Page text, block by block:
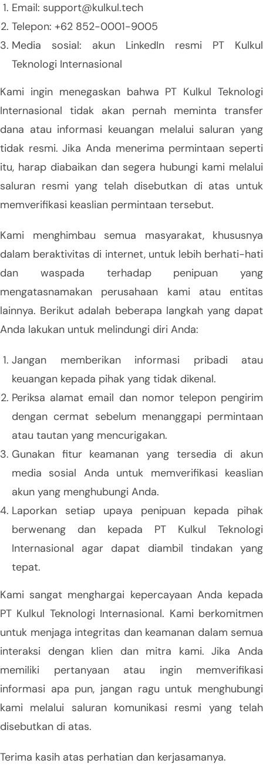
Email: support@kulkul.tech
Telepon: +62 852-0001-9005
Media sosial: akun LinkedIn resmi PT Kulkul
Teknologi Internasional
Kami ingin menegaskan bahwa PT Kulkul Teknologi
Internasional tidak akan pernah meminta transfer
dana atau informasi keuangan melalui saluran yang
tidak resmi. Jika Anda menerima permintaan seperti
itu, harap diabaikan dan segera hubungi kami melalui
saluran resmi yang telah disebutkan di atas untuk
memverifikasi keaslian permintaan tersebut.
Kami menghimbau semua masyarakat, khususnya
dalam beraktivitas di internet, untuk lebih berhati-hati
dan waspada terhadap penipuan yang
mengatasnamakan perusahaan kami atau entitas
lainnya. Berikut adalah beberapa langkah yang dapat
Anda lakukan untuk melindungi diri Anda:
Jangan memberikan informasi pribadi atau
keuangan kepada pihak yang tidak dikenal.
Periksa alamat email dan nomor telepon pengirim
dengan cermat sebelum menanggapi permintaan
atau tautan yang mencurigakan.
Gunakan fitur keamanan yang tersedia di akun
media sosial Anda untuk memverifikasi keaslian
akun yang menghubungi Anda.
Laporkan setiap upaya penipuan kepada pihak
berwenang dan kepada PT Kulkul Teknologi
Internasional agar dapat diambil tindakan yang
tepat.
Kami sangat menghargai kepercayaan Anda kepada
PT Kulkul Teknologi Internasional. Kami berkomitmen
untuk menjaga integritas dan keamanan dalam semua
interaksi dengan klien dan mitra kami. Jika Anda
memiliki pertanyaan atau ingin memverifikasi
informasi apa pun, jangan ragu untuk menghubungi
kami melalui saluran komunikasi resmi yang telah
disebutkan di atas.
Terima kasih atas perhatian dan kerjasamanya.